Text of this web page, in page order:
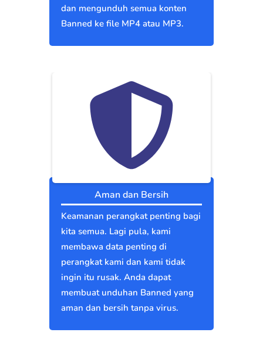
dan mengunduh semua konten
Banned ke file MP4 atau MP3.
Aman dan Bersih
Keamanan perangkat penting bagi
kita semua. Lagi pula, kami
membawa data penting di
perangkat kami dan kami tidak
ingin itu rusak. Anda dapat
membuat unduhan Banned yang
aman dan bersih tanpa virus.